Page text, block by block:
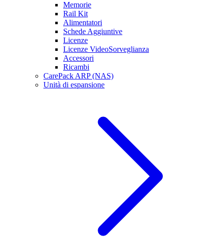
Memorie
Rail Kit
Alimentatori
Schede Aggiuntive
Licenze
Licenze VideoSorveglianza
Accessori
Ricambi
CarePack ARP (NAS)
Unità di espansione